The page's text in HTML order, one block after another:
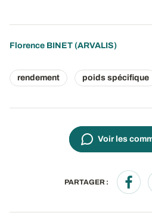
Florence BINET (ARVALIS)
rendement poids spécifique
Voir les
PARTAGER :